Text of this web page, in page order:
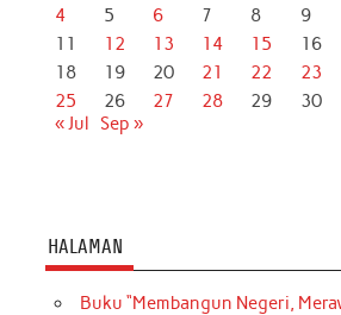
4
5 6 7 8 9
11
12 13 14 15 16
18
19 20 21 22 23
25
26 27 28 29 30
« Jul Sep »
HALAMAN
Buku “Membangun Negeri,